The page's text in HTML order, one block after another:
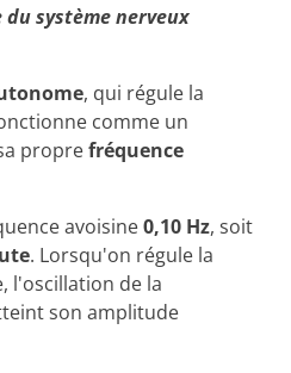
système nerveux
, qui régule la
comme un
proprefréquence
avoisine0,10 Hz, soit
. Lorsqu'on régule la
l'oscillation de la
son amplitude